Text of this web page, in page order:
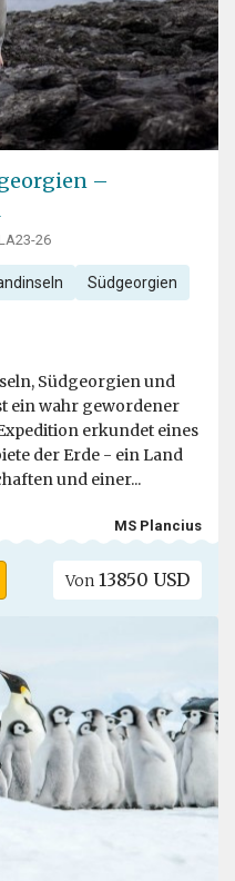
–
26
Südgeorgien
Südgeorgien und
ein wahr gewordener
erkundet eines
der Erde - ein Land
und einer...
MS Plancius
Von 13850 USD